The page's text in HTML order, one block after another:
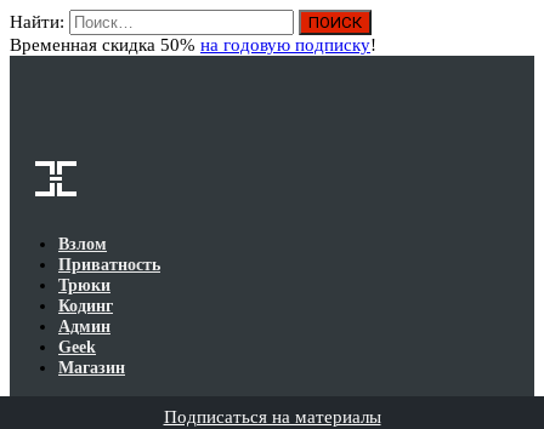
Найти:
Временная скидка 50% на годовую подписку!
Взлом
Приватность
Трюки
Кодинг
Админ
Geek
Магазин
Подписаться на материалы